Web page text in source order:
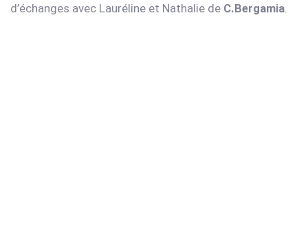
d’échanges avec Lauréline et Nathalie de C.Bergamia